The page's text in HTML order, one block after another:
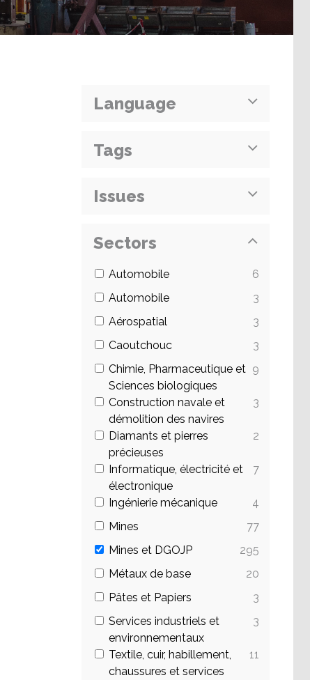
Language
Tags
Issues
Sectors
Automobile
6
Automobile
3
Aérospatial
3
Caoutchouc
3
Chimie, Pharmaceutique et
Sciences biologiques
9
Construction navale et
démolition des navires
3
Diamants et pierres
précieuses
2
Informatique, électricité et
électronique
7
Ingénierie mécanique
4
Mines
77
Mines et DGOJP
295
Métaux de base
20
Pâtes et Papiers
3
Services industriels et
environnementaux
3
Textile, cuir, habillement,
chaussures et services
11